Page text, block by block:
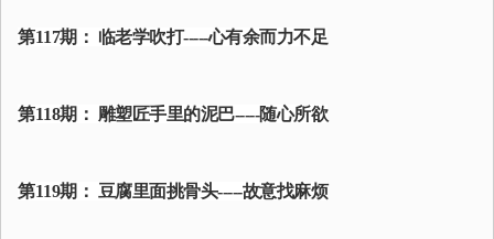
第117期： 临老学吹打-----心有余而力不足
第118期： 雕塑匠手里的泥巴-----随心所欲
第119期： 豆腐里面挑骨头-----故意找麻烦